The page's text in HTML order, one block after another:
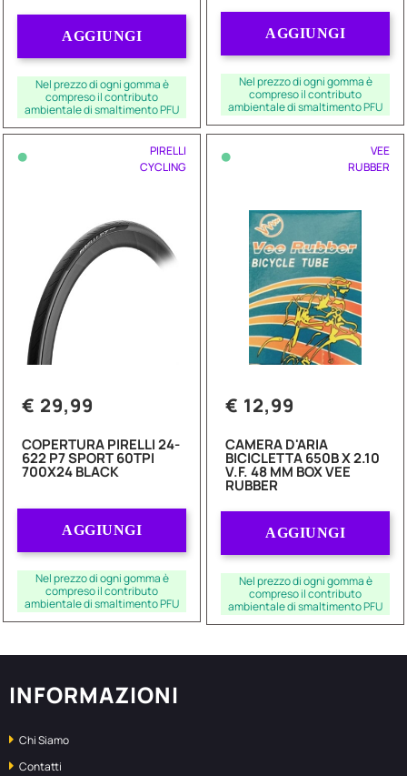
AGGIUNGI
Nel prezzo di ogni gomma è
compreso il contributo
ambientale di smaltimento PFU
AGGIUNGI
Nel prezzo di ogni gomma è
compreso il contributo
ambientale di smaltimento PFU
•
PIRELLI
CYCLING
€ 29,99
COPERTURA PIRELLI 24-
622 P7 SPORT 60TPI
700X24 BLACK
AGGIUNGI
Nel prezzo di ogni gomma è
compreso il contributo
ambientale di smaltimento PFU
•
VEE
RUBBER
€ 12,99
CAMERA D'ARIA
BICICLETTA 650B X 2.10
V.F. 48 MM BOX VEE
RUBBER
AGGIUNGI
Nel prezzo di ogni gomma è
compreso il contributo
ambientale di smaltimento PFU
INFORMAZIONI
Chi Siamo
Contatti